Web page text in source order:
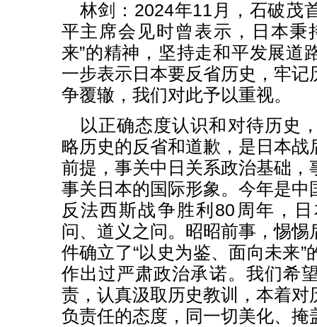
林剑：2024年11月，石破茂
平主席会见时曾表示，日本秉
来”的精神，坚持走和平发展道
一步表示日本要反省历史，牢记
争覆辙，我们对此予以重视。
以正确态度认识和对待历史
略历史的反省和道歉，是日本战
前提，事关中日关系政治基础，
事关日本的国际形象。今年是中
反法西斯战争胜利80周年，
问、道义之问。昭昭前事，惕惕
件确立了“以史为鉴、面向未来
作出过严肃政治承诺。我们希
责，认真汲取历史教训，本着对
负责任的态度，同一切美化、掩